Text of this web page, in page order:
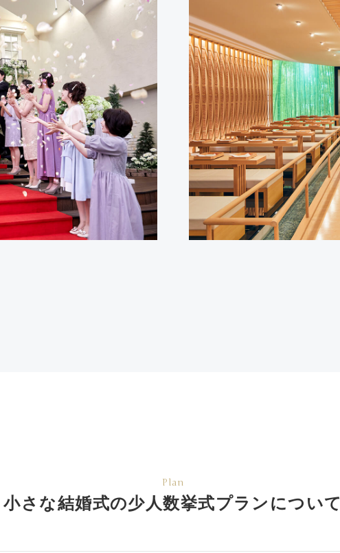
Plan
小さな結婚式の少人数挙式プランについて